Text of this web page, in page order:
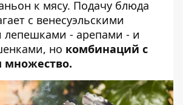
к мясу. Подачу блюда
с венесуэльскими
лепешками - арепами - и
но комбинаций с
множество.